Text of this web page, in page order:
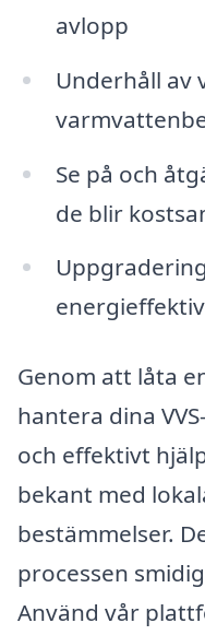
avlopp
Underhåll av
Se på och
de blir
Genom att låta
hantera dina
och effektivt
bekant med
bestämmelser.
processen
Använd vår